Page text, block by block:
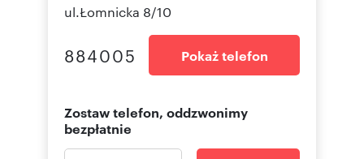
ul.Łomnicka 8/10
884005 Pokaż telefon
Zostaw telefon, oddzwonimy
bezpłatnie